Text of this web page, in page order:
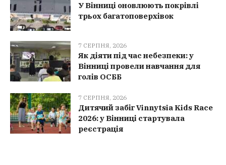
У Вінниці оновлюють покрівлі
трьох багатоповерхівок
7 СЕРПНЯ, 2026
Як діяти під час небезпеки: у
Вінниці провели навчання для
голів ОСББ
7 СЕРПНЯ, 2026
Дитячий забіг Vinnytsia Kids Race
2026: у Вінниці стартувала
реєстрація